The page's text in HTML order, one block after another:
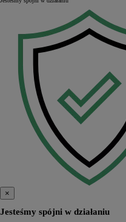
×
Jesteśmy spójni w działaniu